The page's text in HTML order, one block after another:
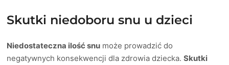
Skutki niedoboru snu u dzieci
Niedostateczna ilość snu może prowadzić do
negatywnych konsekwencji dla zdrowia dziecka.Skutki